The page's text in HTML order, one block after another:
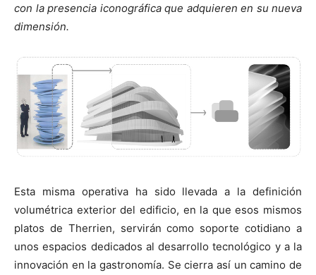
con la presencia iconográfica que adquieren en su nueva
dimensión.
Esta misma operativa ha sido llevada a la definición
volumétrica exterior del edificio, en la que esos mismos
platos de Therrien, servirán como soporte cotidiano a
unos espacios dedicados al desarrollo tecnológico y a la
innovación en la gastronomía. Se cierra así un camino de